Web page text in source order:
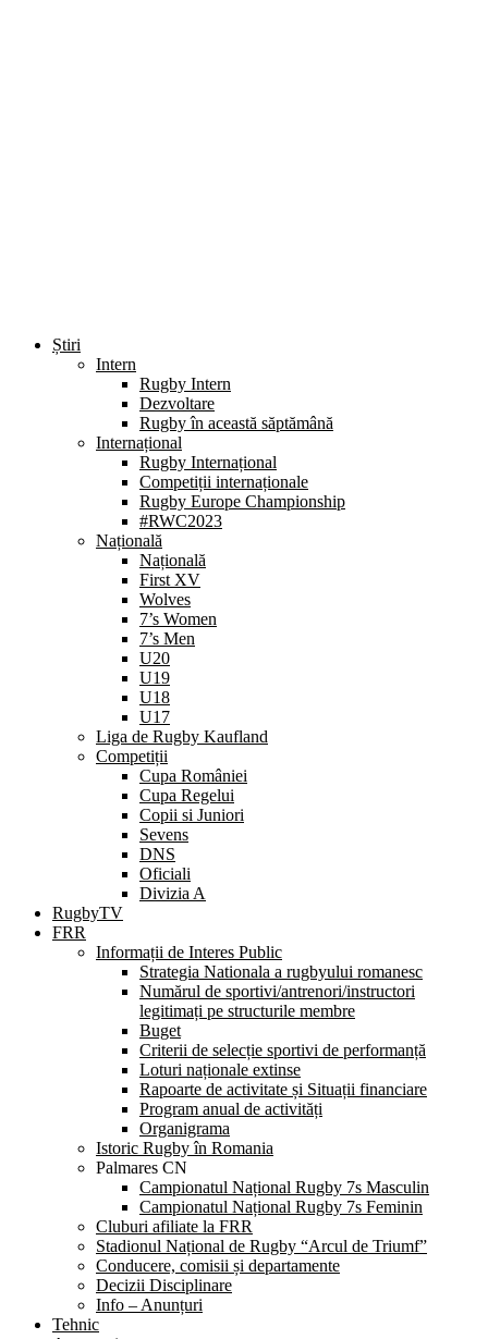
Știri
Intern
Rugby Intern
Dezvoltare
Rugby în această săptămână
Internațional
Rugby Internațional
Competiții internaționale
Rugby Europe Championship
#RWC2023
Națională
Națională
First XV
Wolves
7’s Women
7’s Men
U20
U19
U18
U17
Liga de Rugby Kaufland
Competiții
Cupa României
Cupa Regelui
Copii si Juniori
Sevens
DNS
Oficiali
Divizia A
RugbyTV
FRR
Informații de Interes Public
Strategia Nationala a rugbyului romanesc
Numărul de sportivi/antrenori/instructori
legitimați pe structurile membre
Buget
Criterii de selecție sportivi de performanță
Loturi naționale extinse
Rapoarte de activitate și Situații financiare
Program anual de activități
Organigrama
Istoric Rugby în Romania
Palmares CN
Campionatul Național Rugby 7s Masculin
Campionatul Național Rugby 7s Feminin
Cluburi afiliate la FRR
Stadionul Național de Rugby “Arcul de Triumf”
Conducere, comisii și departamente
Decizii Disciplinare
Info – Anunțuri
Tehnic